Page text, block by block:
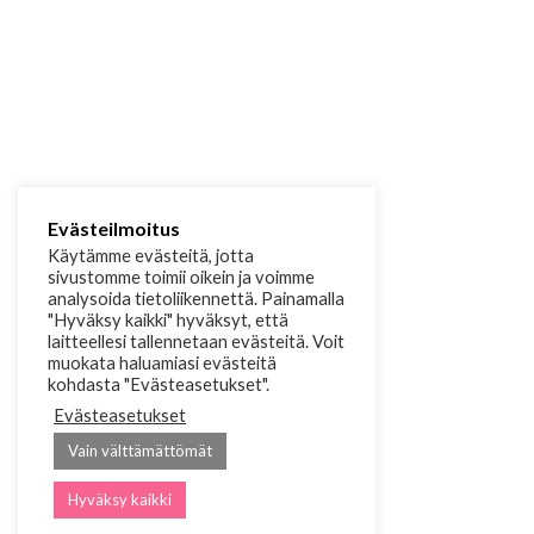
Evästeilmoitus
Käytämme evästeitä, jotta
sivustomme toimii oikein ja voimme
analysoida tietoliikennettä. Painamalla
"Hyväksy kaikki" hyväksyt, että
laitteellesi tallennetaan evästeitä. Voit
muokata haluamiasi evästeitä
kohdasta "Evästeasetukset".
Evästeasetukset
Vain välttämättömät
Hyväksy kaikki